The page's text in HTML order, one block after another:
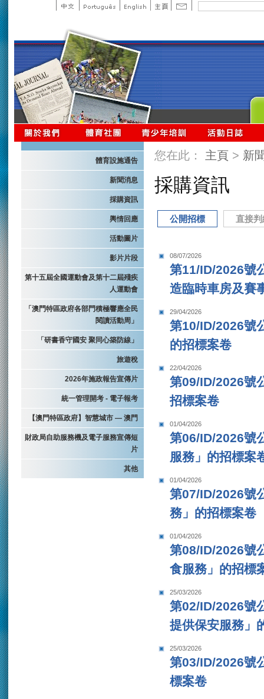
體育設施通告
新聞消息
採購資訊
輿情回應
活動圖片
影片片段
第十五屆全國運動會及第十二屆殘疾
人運動會
「澳門特區政府各部門積極響應全民
閱讀活動周」
「研書香守國安 聚同心築防線」
旅遊稅
2026年施政報告宣傳片
統一管理開考 - 電子報考
【澳門特區政府】智慧城市 — 澳門
財政局自助服務機及電子服務宣傳短
片
其他
您在此： 主頁 > 新
採購資訊
公開招標 直接判
08/07/2026
第11/ID/2026號
造臨時車房及賽
29/04/2026
第10/ID/2026號
的招標案卷
22/04/2026
第09/ID/2026號
招標案卷
01/04/2026
第06/ID/2026號
服務」的招標案
01/04/2026
第07/ID/2026號
務」的招標案卷
01/04/2026
第08/ID/2026號
食服務」的招標
25/03/2026
第02/ID/2026號
提供保安服務」
25/03/2026
第03/ID/2026號
標案卷